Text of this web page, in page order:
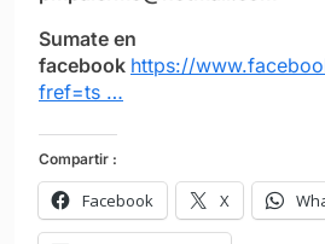
Sumate en
facebook https://
fref=ts …
Compartir :
Facebook X